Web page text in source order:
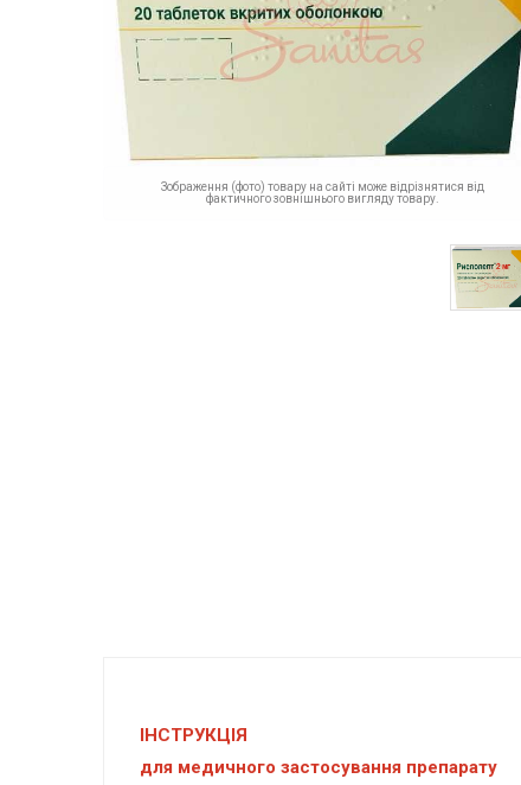
Зображення (фото) товару на сайті може відрізнятися від
фактичного зовнішнього вигляду товару.
ІНСТРУКЦІЯ
для медичного застосування препарату